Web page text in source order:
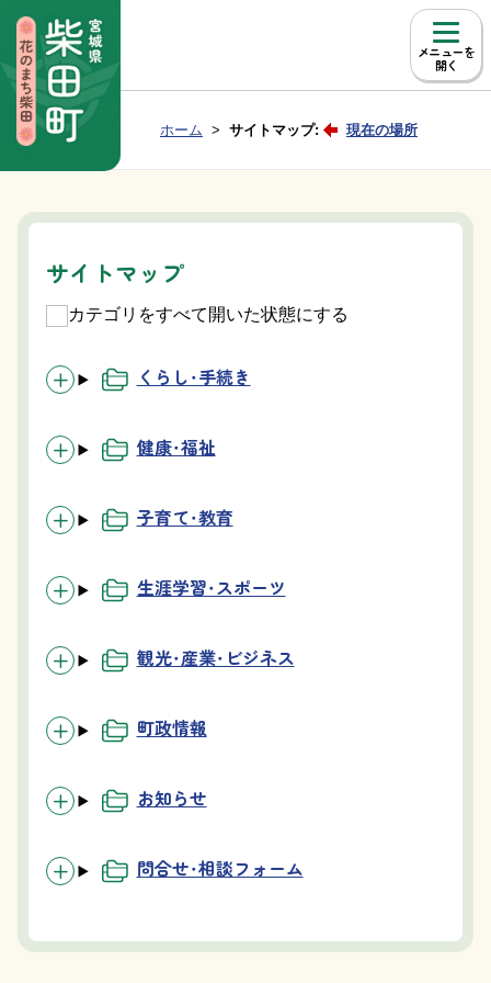
メニュー
Group NAV 現在位置：
ホーム サイトマップ: 現在の場所
サイトマップ
カテゴリをすべて開いた状態にする
くらし・手続き
健康・福祉
子育て・教育
生涯学習・スポーツ
観光・産業・ビジネス
町政情報
お知らせ
問合せ・相談フォーム